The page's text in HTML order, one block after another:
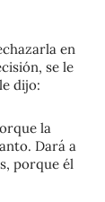
en
se le
dijo:
la
Dará a
porque él